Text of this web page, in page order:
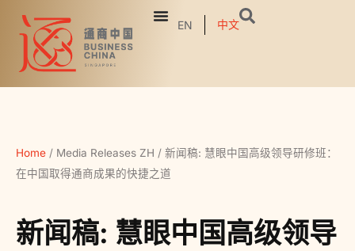
EN 中文
Home / Media Releases ZH / 新闻稿: 慧眼中国高级领导研修班：
在中国取得通商成果的快捷之道
新闻稿: 慧眼中国高级领导